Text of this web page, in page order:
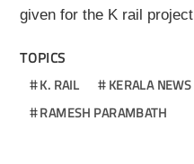
given for the K rail project
TOPICS
K. RAIL KERALA NEWS
RAMESH PARAMBATH